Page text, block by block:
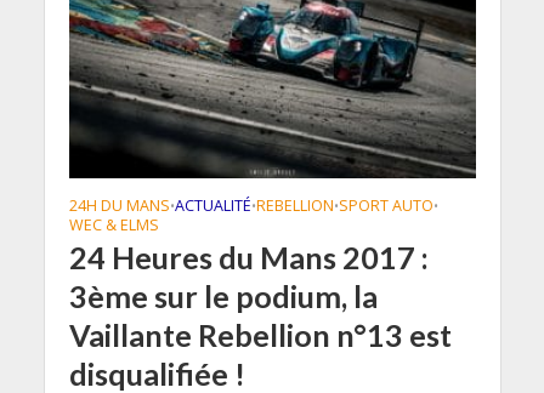
24H DU MANS•ACTUALITÉ•REBELLION•SPORT AUTO•
WEC & ELMS
24 Heures du Mans 2017 :
3ème sur le podium, la
Vaillante Rebellion n°13 est
disqualifiée !